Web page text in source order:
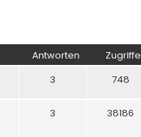
Antworten Zugriffe
3 748
3 38186